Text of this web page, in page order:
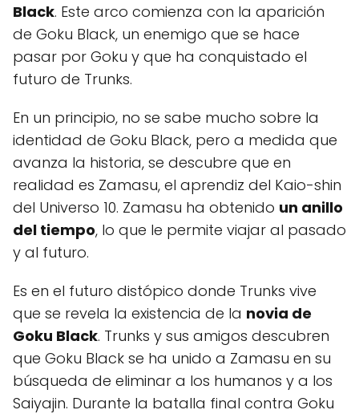
Black. Este arco comienza con la aparición
de Goku Black, un enemigo que se hace
pasar por Goku y que ha conquistado el
futuro de Trunks.
En un principio, no se sabe mucho sobre la
identidad de Goku Black, pero a medida que
avanza la historia, se descubre que en
realidad es Zamasu, el aprendiz del Kaio-shin
del Universo 10. Zamasu ha obtenido un anillo
del tiempo, lo que le permite viajar al pasado
y al futuro.
Es en el futuro distópico donde Trunks vive
que se revela la existencia de la novia de
Goku Black. Trunks y sus amigos descubren
que Goku Black se ha unido a Zamasu en su
búsqueda de eliminar a los humanos y a los
Saiyajin. Durante la batalla final contra Goku